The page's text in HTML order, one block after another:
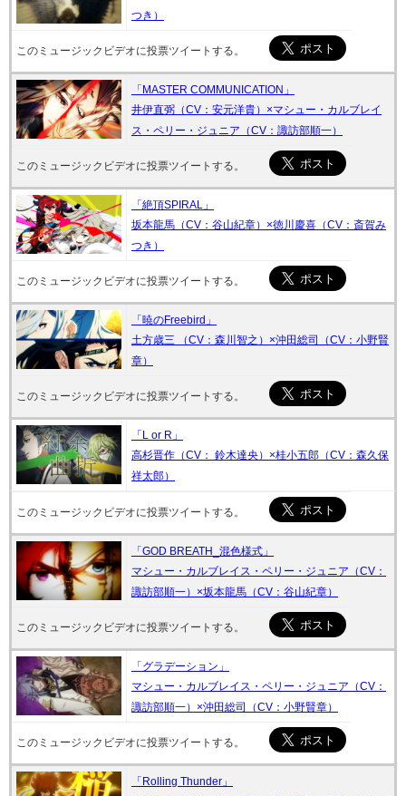
つき）
このミュージックビデオに投票ツイートする。
「MASTER COMMUNICATION」
井伊直弼（CV：安元洋貴）×マシュー・カルブレイ
ス・ペリー・ジュニア（CV：諏­訪部順一）
このミュージックビデオに投票ツイートする。
「絶頂SPIRAL」
坂本龍馬（CV：谷山紀章）×徳川慶喜（CV：斎賀み
つき）
このミュージックビデオに投票ツイートする。
「暁のFreebird」
土方歳三 （CV：森川智之）×沖田総司（CV：小野賢
章）
このミュージックビデオに投票ツイートする。
「L or R」
高杉晋作（CV： 鈴木達央）×桂小五郎（CV：森久保
祥太郎）
このミュージックビデオに投票ツイートする。
「GOD BREATH_混色様式」
マシュー・カルブレイス・ペリー・ジュニア（CV：
諏­訪部順一）×坂本龍馬（CV：谷山紀章）
このミュージックビデオに投票ツイートする。
「グラデーション」
マシュー・カルブレイス・ペリー・ジュニア（CV：
諏­訪部順一）×沖田総司（CV：小野賢章）
このミュージックビデオに投票ツイートする。
「Rolling Thunder」